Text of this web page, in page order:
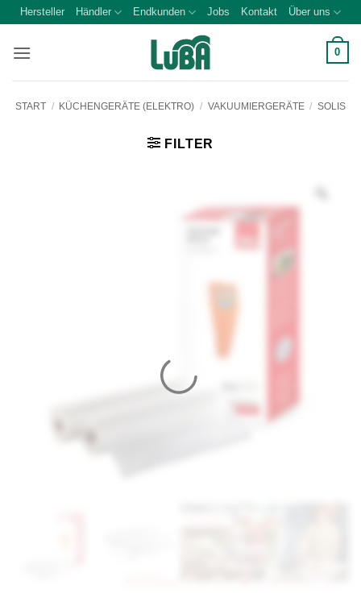
Zum
springen
Hersteller Händler Endkunden Jobs Kontakt Über uns
0
START / KÜCHENGERÄTE (ELEKTRO) / VAKUUMIERGERÄTE / SOLIS
FILTER